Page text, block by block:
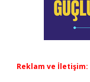
Reklam ve İletişim: